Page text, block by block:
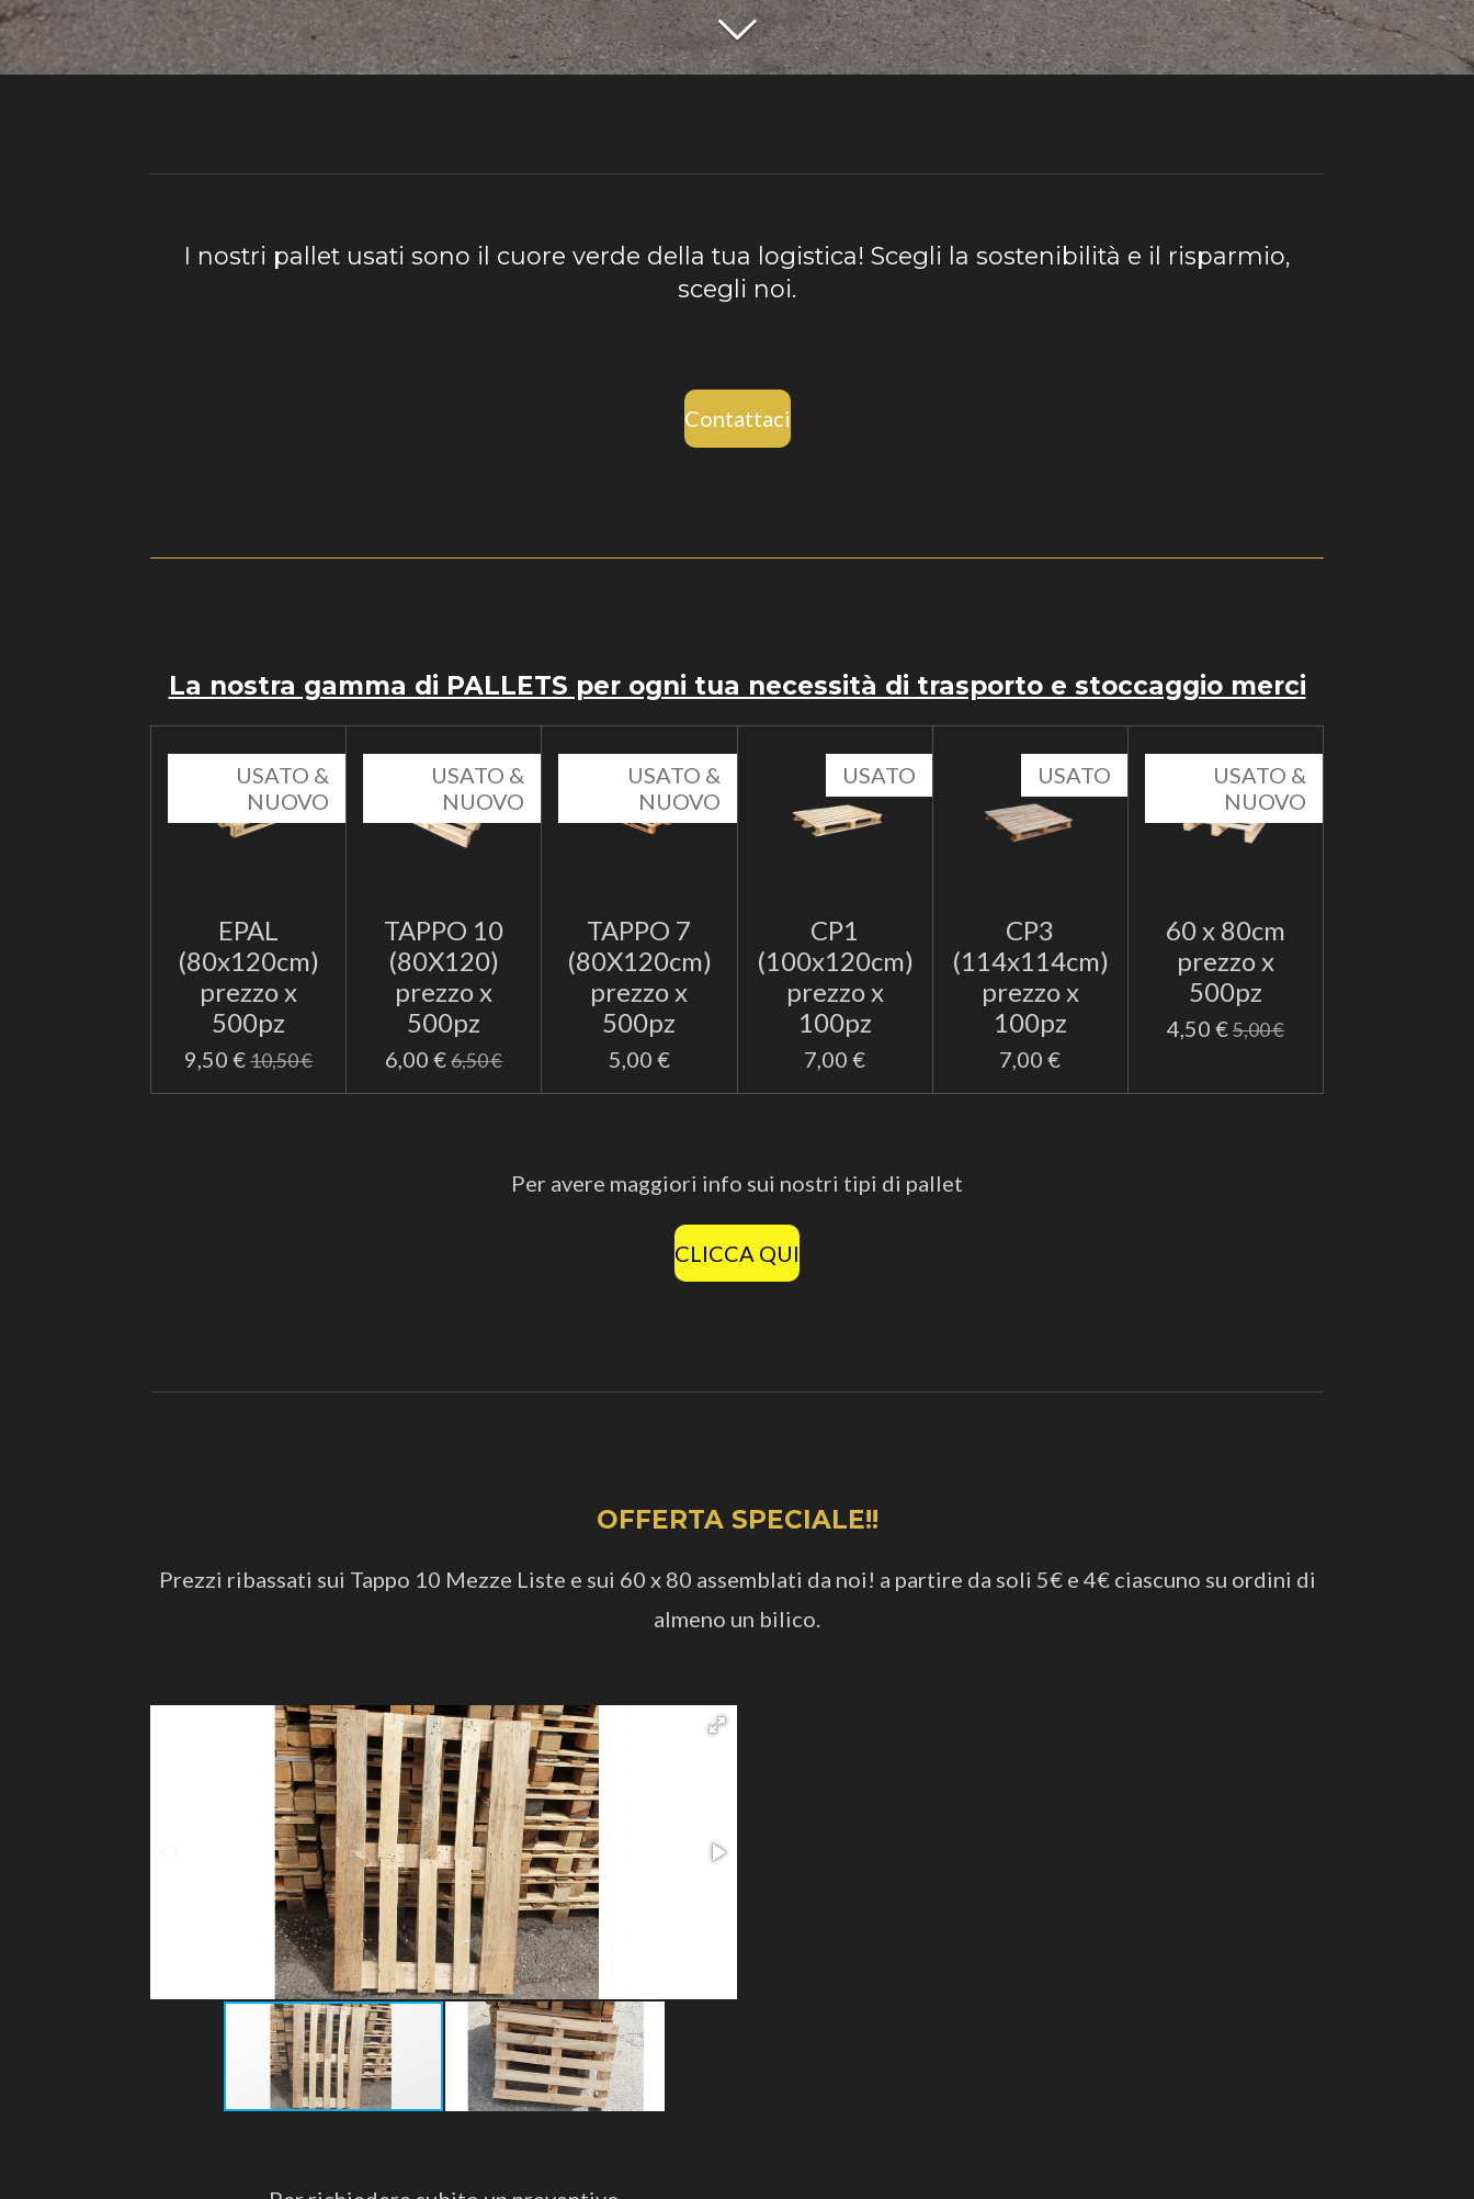
I nostri pallet usati sono il cuore verde della tua logistica! Scegli la sostenibilità e il risparmio,
scegli noi.
Contattaci
La nostra gamma di PALLETS per ogni tua necessità di trasporto e stoccaggio merci
USATO &
NUOVO
EPAL
(80x120cm)
prezzo x
500pz
9,50 €10,50 €
USATO &
NUOVO
TAPPO 10
(80X120)
prezzo x
500pz
6,00 € 6,50 €
USATO &
NUOVO
TAPPO 7
(80X120cm)
prezzo x
500pz
5,00 €
USATO
CP1
(100x120cm)
prezzo x
100pz
7,00 €
USATO
CP3
(114x114cm)
prezzo x
100pz
7,00 €
USATO &
NUOVO
60 x 80cm
prezzo x
500pz
4,50 €5,00 €
Per avere maggiori info sui nostri tipi di pallet
CLICCA QUI
OFFERTA SPECIALE!!
Prezzi ribassati sui Tappo 10 Mezze Liste e sui 60 x 80 assemblati da noi! a partire da soli 5€ e 4€ ciascuno su ordini di
almeno un bilico.